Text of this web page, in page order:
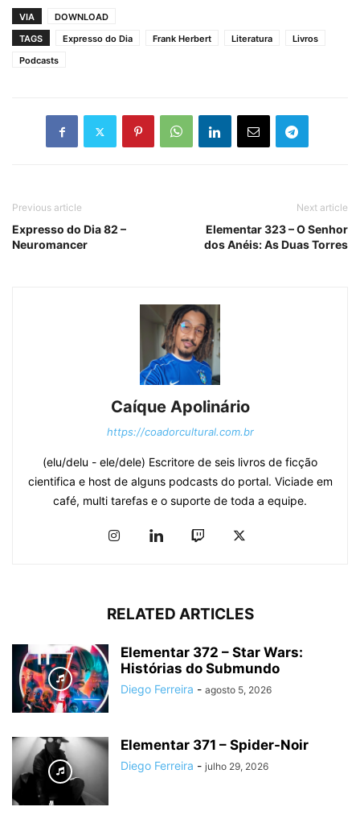
VIA
DOWNLOAD
TAGS
Expresso do Dia Frank Herbert Literatura
Livros
Podcasts
Previous article
Expresso do Dia 82 –
Neuromancer
Next article
Elementar 323 – O Senhor
dos Anéis: As Duas Torres
Caíque Apolinário
https://coadorcultural.com.br
(elu/delu - ele/dele) Escritore de seis livros de ficção
cientifica e host de alguns podcasts do portal. Viciade em
café, multi tarefas e o suporte de toda a equipe.
RELATED ARTICLES
Elementar 372 – Star Wars:
Histórias do Submundo
Diego Ferreira - agosto 5, 2026
Elementar 371 – Spider-Noir
Diego Ferreira - julho 29, 2026